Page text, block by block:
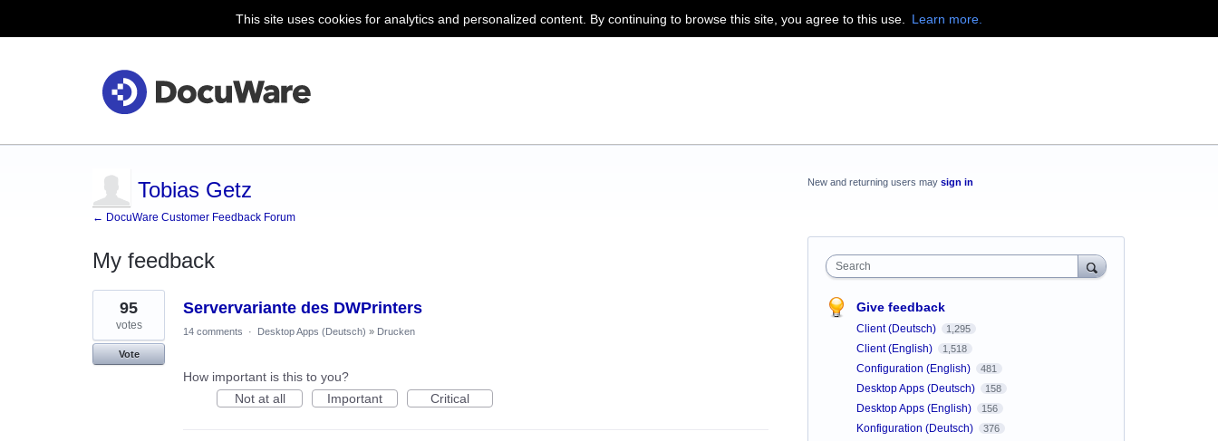
This site uses cookies for analytics and personalized content. By continuing to browse this site, you agree to this use. Learn more.
Tobias Getz
← DocuWare Customer Feedback Forum
My feedback
11
results
found
Servervariante des DWPrinters
95
votes
Vote
14 comments · Desktop Apps (Deutsch) » Drucken
How important is this to you?
Not at all
Important Critical
New and returning users may sign in
Search
Give feedback
Client (Deutsch) 1,295
Client (English) 1,518
Configuration (English) 481
Desktop Apps (Deutsch) 158
Desktop Apps (English) 156
Konfiguration (Deutsch) 376